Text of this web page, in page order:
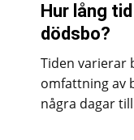
Hur lång
dödsbo?
Tiden varierar
omfattning av
några dagar